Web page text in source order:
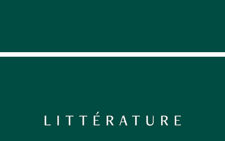
Marketing et presse pour la Littérature